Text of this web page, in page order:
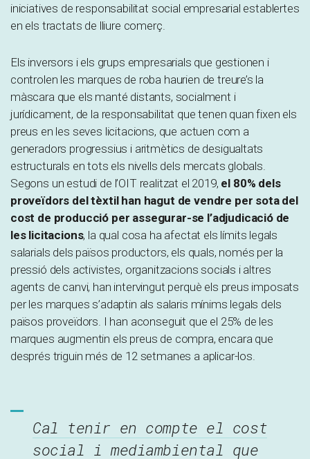
iniciatives de responsabilitat social empresarial establertes
en els tractats de lliure comerç.
Els inversors i els grups empresarials que gestionen i
controlen les marques de roba haurien de treure’s la
màscara que els manté distants, socialment i
jurídicament, de la responsabilitat que tenen quan fixen els
preus en les seves licitacions, que actuen com a
generadors progressius i aritmètics de desigualtats
estructurals en tots els nivells dels mercats globals.
Segons un estudi de l’OIT realitzat el 2019, el 80% dels
proveïdors del tèxtil han hagut de vendre per sota del
cost de producció per assegurar-se l’adjudicació de
les licitacions, la qual cosa ha afectat els límits legals
salarials dels països productors, els quals, només per la
pressió dels activistes, organitzacions socials i altres
agents de canvi, han intervingut perquè els preus imposats
per les marques s’adaptin als salaris mínims legals dels
països proveïdors. I han aconseguit que el 25% de les
marques augmentin els preus de compra, encara que
després triguin més de 12 setmanes a aplicar-los.
Cal tenir en compte el cost
social i mediambiental que